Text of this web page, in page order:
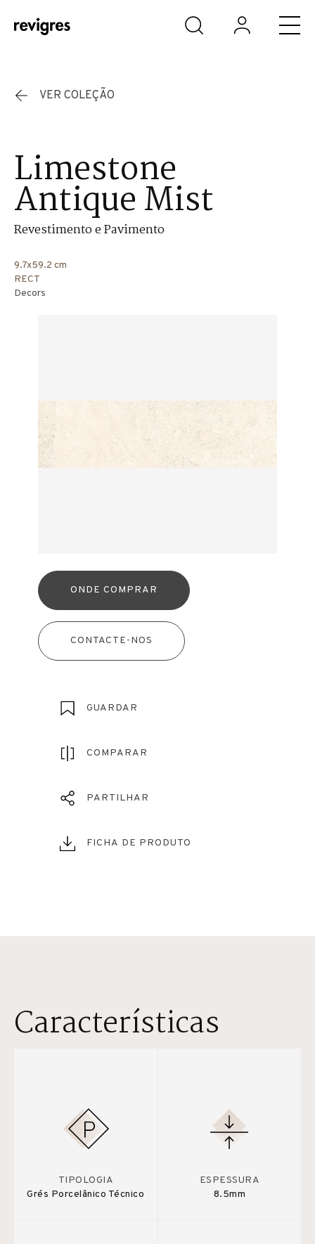
Saltar para o conteúdo principal
VER COLEÇÃO
Limestone
Antique Mist
Revestimento e Pavimento
9.7x59.2 cm
RECT
Decors
ONDE COMPRAR
CONTACTE-NOS
GUARDAR
COMPARAR
PARTILHAR
FICHA DE PRODUTO
Características
TIPOLOGIA
Grés Porcelânico Técnico
ESPESSURA
8.5mm